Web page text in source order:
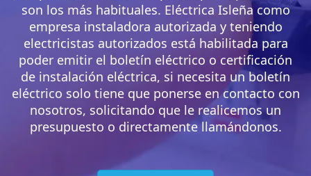
son los más habituales. Eléctrica Isleña como
empresa instaladora autorizada y teniendo
electricistas autorizados está habilitada para
poder emitir el boletín eléctrico o certificación
de instalación eléctrica, si necesita un boletín
eléctrico solo tiene que ponerse en contacto con
nosotros, solicitando que le realicemos un
presupuesto o directamente llamándonos.